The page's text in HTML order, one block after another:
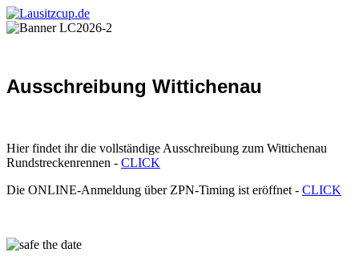
Ausschreibung Wittichenau
Hier findet ihr die vollständige Ausschreibung zum Wittichenau
Rundstreckenrennen - CLICK
Die ONLINE-Anmeldung über ZPN-Timing ist eröffnet - CLICK